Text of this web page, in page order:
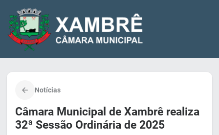
Notícias
Câmara Municipal de Xambrê realiza
32ª Sessão Ordinária de 2025